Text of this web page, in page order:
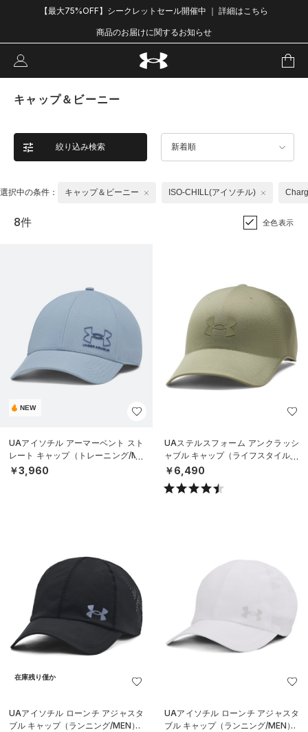
【最大75%OFF】シークレットセール開催中 ｜ 詳細はこちら
商品のお届けに関するお知らせ
キャップ＆ビーニー
絞り込み検索 新着順
選択中の条件： キャップ＆ビーニー ISO-CHILL(アイソチル)
8件 全色表示
NEW
UAアイソチル アーマーベント スト
レート キャップ（トレーニング/ME
N）
￥3,960
UAステルスフォーム アンクラッシ
ャブル キャップ（ライフスタイル/U
NISEX）
￥6,490
在庫残り僅か
UAアイソチル ローンチ アジャスタ
ブル キャップ（ランニング/MEN）
UAアイソチル ローンチ アジャスタ
ブル キャップ（ランニング/MEN）